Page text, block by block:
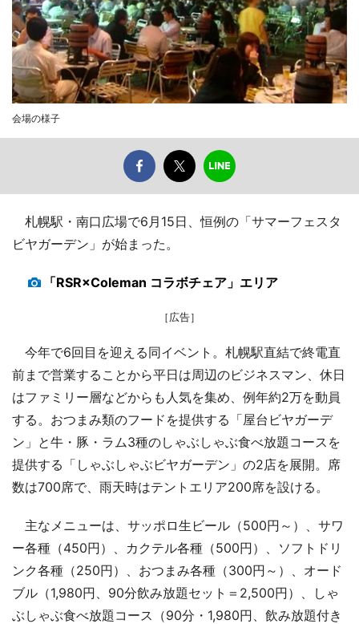
会場の様子
札幌駅・南口広場で6月15日、恒例の「サマーフェスタ
ビヤガーデン」が始まった。
「RSR×Coleman コラボチェア」エリア
［広告］
今年で6回目を迎える同イベント。札幌駅直結で終電直
前まで営業することから平日は周辺のビジネスマン、休日
はファミリー層などからも人気を集め、例年約2万を動員
する。おつまみ類のフードを提供する「屋台ビヤガーデ
ン」と牛・豚・ラム3種のしゃぶしゃぶ食べ放題コースを
提供する「しゃぶしゃぶビヤガーデン」の2店を展開。席
数は700席で、雨天時はテントエリア200席を設ける。
主なメニューは、サッポロ生ビール（500円～）、サワ
ー各種（450円）、カクテル各種（500円）、ソフトドリ
ンク各種（250円）、おつまみ各種（300円～）、オード
ブル（1,980円、90分飲み放題セット＝2,500円）、しゃ
ぶしゃぶ食べ放題コース（90分・1,980円、飲み放題付き